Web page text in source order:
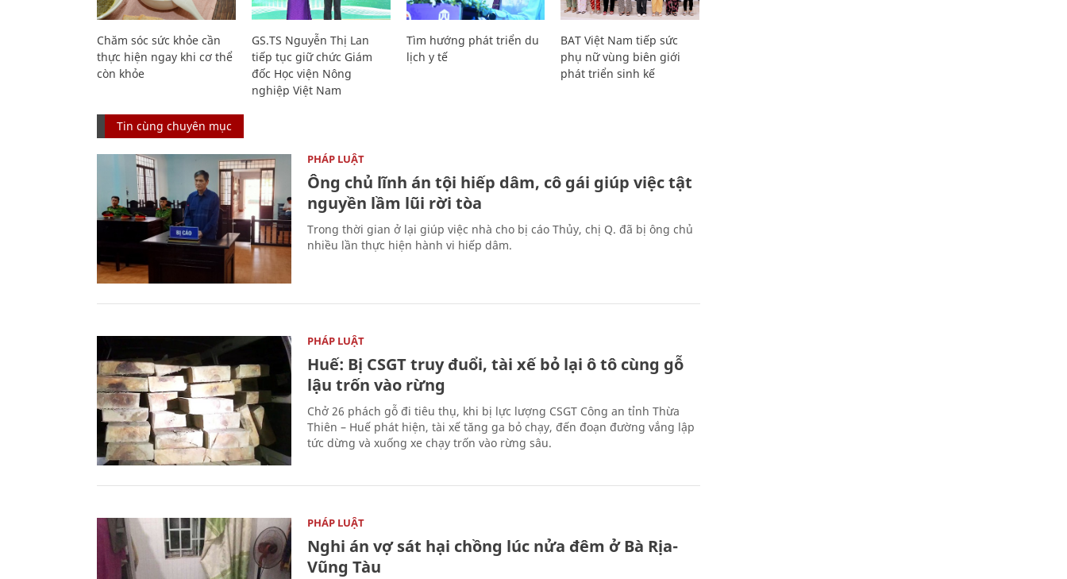
Chăm sóc sức khỏe cần
thực hiện ngay khi cơ thể
còn khỏe
GS.TS Nguyễn Thị Lan
tiếp tục giữ chức Giám
đốc Học viện Nông
nghiệp Việt Nam
Tìm hướng phát triển du
lịch y tế
BAT Việt Nam tiếp sức
phụ nữ vùng biên giới
phát triển sinh kế
Tin cùng chuyên mục
PHÁP LUẬT
Ông chủ lĩnh án tội hiếp dâm, cô gái giúp việc tật
nguyền lầm lũi rời tòa
Trong thời gian ở lại giúp việc nhà cho bị cáo Thủy, chị Q. đã bị ông chủ
nhiều lần thực hiện hành vi hiếp dâm.
PHÁP LUẬT
Huế: Bị CSGT truy đuổi, tài xế bỏ lại ô tô cùng gỗ
lậu trốn vào rừng
Chở 26 phách gỗ đi tiêu thụ, khi bị lực lượng CSGT Công an tỉnh Thừa
Thiên – Huế phát hiện, tài xế tăng ga bỏ chạy, đến đoạn đường vắng lập
tức dừng và xuống xe chạy trốn vào rừng sâu.
PHÁP LUẬT
Nghi án vợ sát hại chồng lúc nửa đêm ở Bà Rịa-
Vũng Tàu